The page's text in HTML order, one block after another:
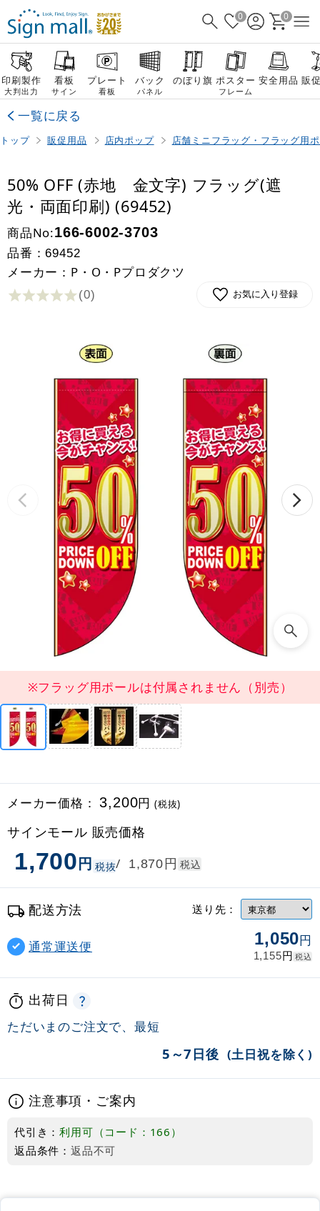
0 0
印刷製作
大判出力
看板
サイン
プレート
看板
バック
パネル
のぼり旗 ポスター
フレーム
安全用品 販
一覧に戻る
トップ 販促用品 店内ポップ 店舗ミニフラッグ・フラッグ用
※フラッグ用ポールは付属されません（別売）
50% OFF (赤地 金文字) フラッグ(遮
光・両面印刷) (69452)
商品No:166-6002-3703
品番：69452
メーカー：P・O・Pプロダクツ
(0) お気に入り登録
メーカー価格：3,200円(税抜)
サインモール 販売価格
1,700円 税抜/ 1,870円 税込
配送方法 送り先：
通常運送便 1,050円
1,155円 税込
出荷日
ただいまのご注文で、最短
5～7日後 (土日祝を除く)
注意事項・ご案内
代引き：利用可（コード：166）
返品条件： 返品不可